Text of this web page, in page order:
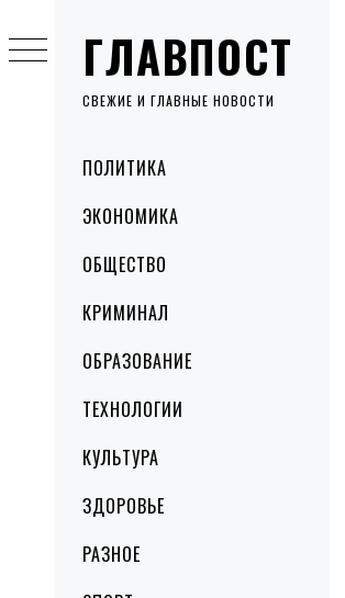
ГЛАВПОСТ
СВЕЖИЕ И ГЛАВНЫЕ НОВОСТИ
MenuПОЛИТИКА
ЭКОНОМИКА
ОБЩЕСТВО
КРИМИНАЛ
ОБРАЗОВАНИЕ
ТЕХНОЛОГИИ
КУЛЬТУРА
ЗДОРОВЬЕ
РАЗНОЕ
to
content